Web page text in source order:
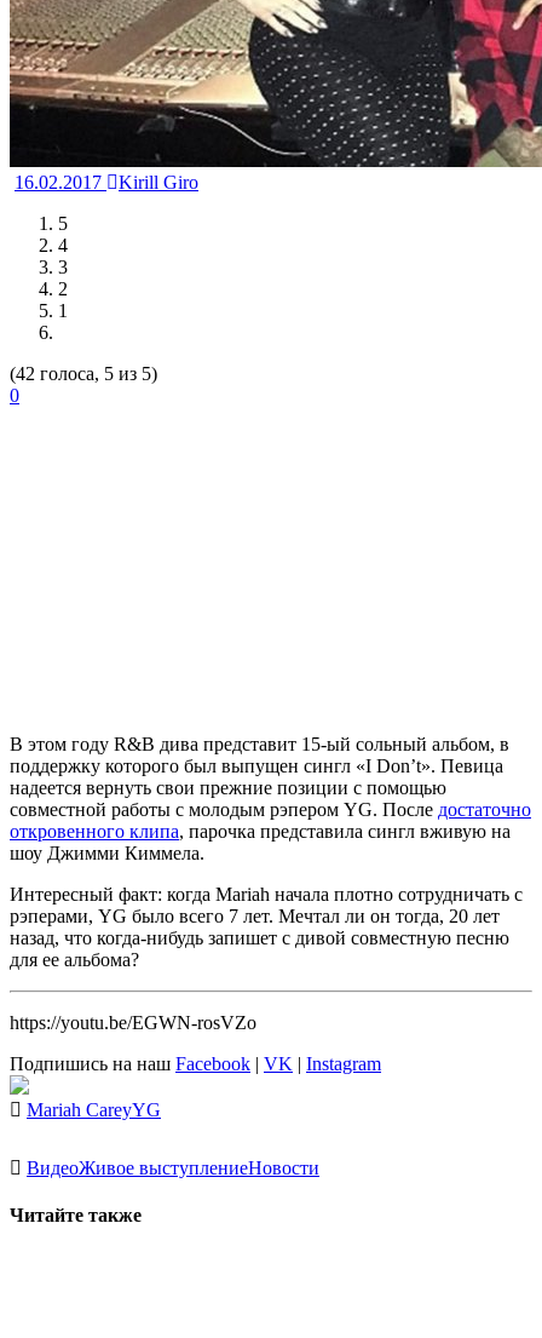
16.02.2017
Kirill Giro
5
4
3
2
1
(42 голоса, 5 из 5)
0
В этом году R&B дива представит 15-ый сольный альбом, в
поддержку которого был выпущен сингл «I Don’t». Певица
надеется вернуть свои прежние позиции с помощью
совместной работы с молодым рэпером YG. После достаточно
откровенного клипа, парочка представила сингл вживую на
шоу Джимми Киммела.
Интересный факт: когда Mariah начала плотно сотрудничать с
рэперами, YG было всего 7 лет. Мечтал ли он тогда, 20 лет
назад, что когда-нибудь запишет с дивой совместную песню
для ее альбома?
https://youtu.be/EGWN-rosVZo
Подпишись на наш Facebook | VK | Instagram
Mariah CareyYG
ВидеоЖивое выступлениеНовости
Читайте также